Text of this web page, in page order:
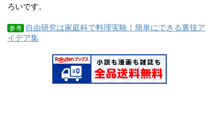
ろいです。
参考
自由研究は家庭科で料理実験！簡単にできる裏技ア
イデア集